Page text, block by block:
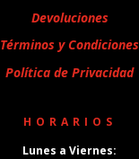
Devoluciones
Términos y Condiciones
Política de Privacidad
HORARIOS
Lunes a Viernes: